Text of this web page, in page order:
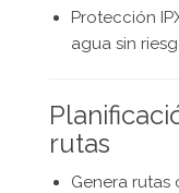
Protección
agua sin
rutas
Genera